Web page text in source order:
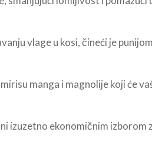
vlage u kosi, čineći je
manga i magnolije koji će
izuzetno ekonomičnim